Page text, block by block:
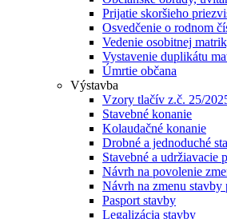
Prijatie skoršieho
Osvedčenie o rodnom
Vedenie osobitnej
Vystavenie duplikátu
Úmrtie občana
Výstavba
Vzory tlačív z.č. 25/
Stavebné konanie
Kolaudačné konanie
Drobné a jednoduché
Stavebné a udržiavacie
Návrh na povolenie
Návrh na zmenu stavby
Pasport stavby
Legalizácia stavby